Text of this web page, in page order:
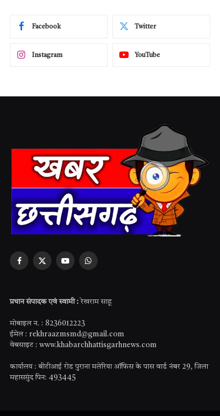
Facebook Twitter
Instagram YouTube
Facebook
X
YouTubeWhatsApp
प्रधान संपादक एवं स्वामी : रेखराम साहू
मोबाइल न. : 8236012223
ईमेल : rekhraazmsmd@gmail.com
वेबसाइट : www.khabarchhattisgarhnews.com
कार्यालय : बीटीआई रोड पुराना मलेरिया ऑफिस के पास वार्ड नंबर 29, जिला
महासमुंद पिन: 493445